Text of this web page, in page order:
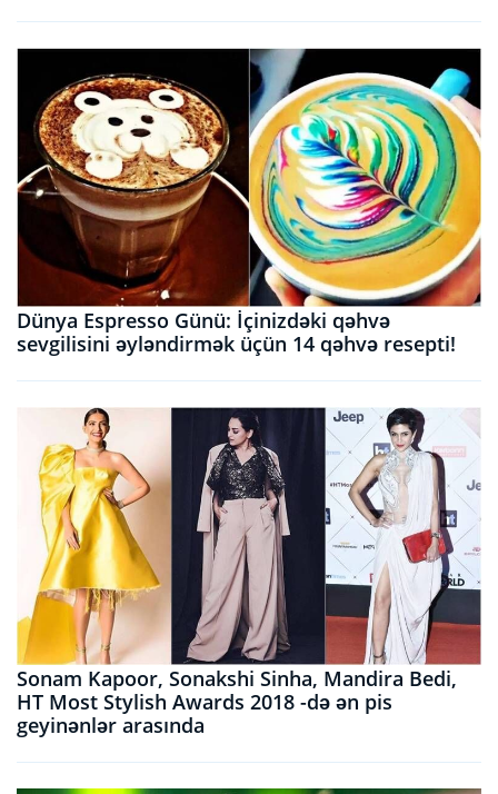
Dünya Espresso Günü: İçinizdəki qəhvə
sevgilisini əyləndirmək üçün 14 qəhvə resepti!
Sonam Kapoor, Sonakshi Sinha, Mandira Bedi,
HT Most Stylish Awards 2018 -də ən pis
geyinənlər arasında